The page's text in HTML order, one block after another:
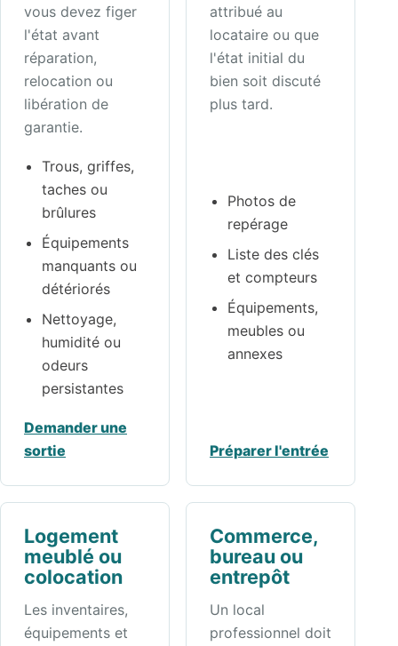
vous devez figer
l'état avant
réparation,
relocation ou
libération de
garantie.
Trous, griffes,
taches ou
brûlures
Équipements
manquants ou
détériorés
Nettoyage,
humidité ou
odeurs
persistantes
Demander une
sortie
attribué au
locataire ou que
l'état initial du
bien soit discuté
plus tard.
Photos de
repérage
Liste des clés
et compteurs
Équipements,
meubles ou
annexes
Préparer l'entrée
Logement
meublé ou
colocation
Les inventaires,
équipements et
Commerce,
bureau ou
entrepôt
Un local
professionnel doit